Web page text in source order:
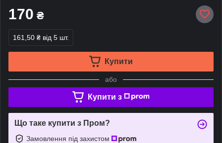
170 ₴
161,50 ₴ від 5 шт.
Купити
або
Купити з
Що таке купити з Пром?
Замовлення під захистом